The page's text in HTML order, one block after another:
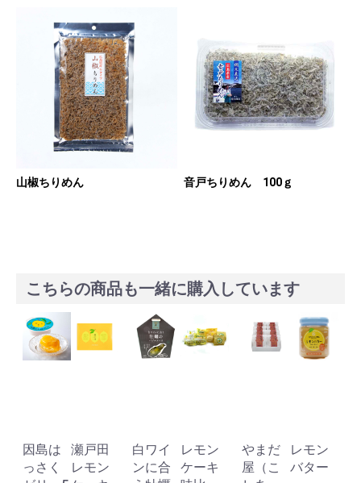
山椒ちりめん 音戸ちりめん 100ｇ
こちらの商品も一緒に購入しています
因島は
っさく
瀬戸田
レモン
白ワイ
ンに合
レモン
ケーキ
やまだ
屋（こ
レモン
バター